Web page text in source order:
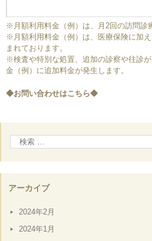
※月額利用料金（例）は、月2回の訪問診
※月額利用料金（例）は、医療保険に加
まれております。
※検査や特別な処置、追加の診察や往診
金（例）に追加料金が発生します。
◆お問い合わせはこちら◆
アーカイブ
2024年2月
2024年1月